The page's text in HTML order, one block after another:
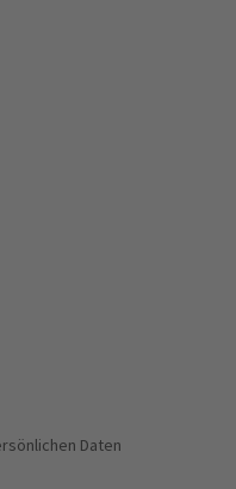
Daten